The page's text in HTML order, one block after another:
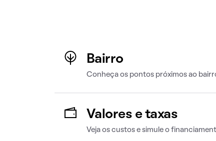
Bairro
Conheça os pontos próximos ao
Valores e taxas
Veja os custos e simule o